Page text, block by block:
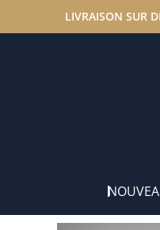
LIVRAISON SUR